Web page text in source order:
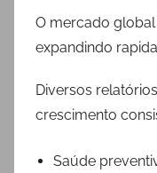
O mercado
expandindo
Diversos
crescimento
Saúde